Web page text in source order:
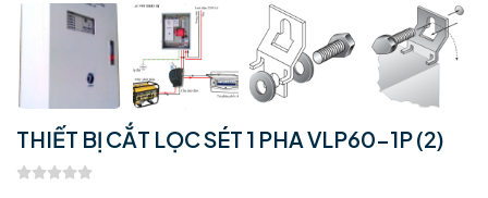
THIẾT BỊ CẮT LỌC SÉT 1 PHA VLP60-1P (2)